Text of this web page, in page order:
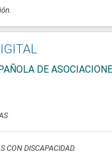
DE
CON DISCAPACIDAD.